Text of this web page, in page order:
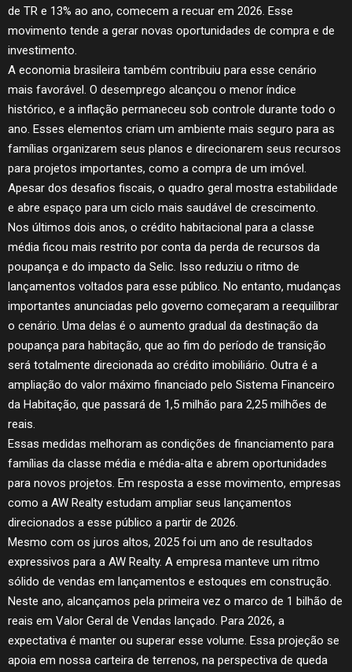
de TR e 13% ao ano, comecem a recuar em 2026. Esse
movimento tende a gerar novas oportunidades de compra e de
investimento.
A economia brasileira também contribuiu para esse cenário
mais favorável. O desemprego alcançou o menor índice
histórico, e a inflação permaneceu sob controle durante todo o
ano. Esses elementos criam um ambiente mais seguro para as
famílias organizarem seus planos e direcionarem seus recursos
para projetos importantes, como a compra de um imóvel.
Apesar dos desafios fiscais, o quadro geral mostra estabilidade
e abre espaço para um ciclo mais saudável de crescimento.
Nos últimos dois anos, o crédito habitacional para a classe
média ficou mais restrito por conta da perda de recursos da
poupança e do impacto da Selic. Isso reduziu o ritmo de
lançamentos voltados para esse público. No entanto, mudanças
importantes anunciadas pelo governo começaram a reequilibrar
o cenário. Uma delas é o aumento gradual da destinação da
poupança para habitação, que ao fim do período de transição
será totalmente direcionada ao crédito imobiliário. Outra é a
ampliação do valor máximo financiado pelo Sistema Financeiro
da Habitação, que passará de 1,5 milhão para 2,25 milhões de
reais.
Essas medidas melhoram as condições de financiamento para
famílias da classe média e média-alta e abrem oportunidades
para novos projetos. Em resposta a esse movimento, empresas
como a AW Realty estudam ampliar seus lançamentos
direcionados a esse público a partir de 2026.
Mesmo com os juros altos, 2025 foi um ano de resultados
expressivos para a AW Realty. A empresa manteve um ritmo
sólido de vendas em lançamentos e estoques em construção.
Neste ano, alcançamos pela primeira vez o marco de 1 bilhão de
reais em Valor Geral de Vendas lançado. Para 2026, a
expectativa é manter ou superar esse volume. Essa projeção se
apoia em nossa carteira de terrenos, na perspectiva de queda